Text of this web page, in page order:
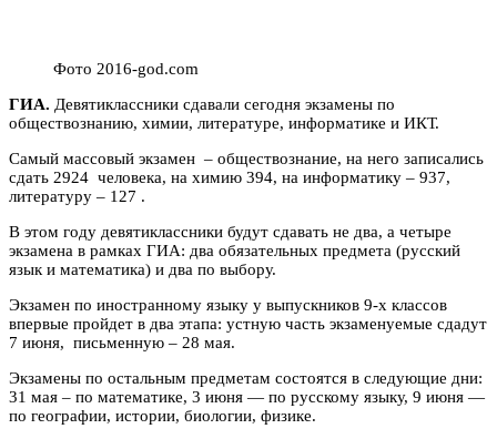
Фото 2016-god.com
ГИА. Девятиклассники сдавали сегодня экзамены по
обществознанию, химии, литературе, информатике и ИКТ.
Самый массовый экзамен – обществознание, на него записались
сдать 2924 человека, на химию 394, на информатику – 937,
литературу – 127 .
В этом году девятиклассники будут сдавать не два, а четыре
экзамена в рамках ГИА: два обязательных предмета (русский
язык и математика) и два по выбору.
Экзамен по иностранному языку у выпускников 9-х классов
впервые пройдет в два этапа: устную часть экзаменуемые сдадут
7 июня, письменную – 28 мая.
Экзамены по остальным предметам состоятся в следующие дни:
31 мая – по математике, 3 июня — по русскому языку, 9 июня —
по географии, истории, биологии, физике.